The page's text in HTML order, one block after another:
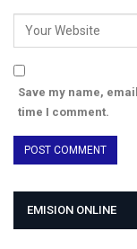
Save my name,
time I comment.
EMISION ONLINE